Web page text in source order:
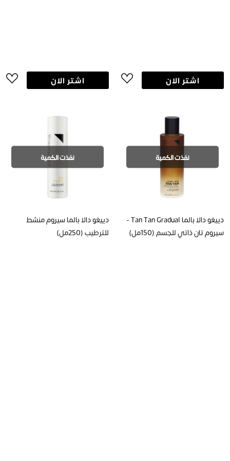
اشتر الان اشتر الان
نفذت الكمية
دييغو دالا بالما Tan Tan Gradual -
سيروم تان ذاتي للجسم (150مل)
نفذت الكمية
دييغو دالا بالما سيروم منشط
للترطيب (250مل)